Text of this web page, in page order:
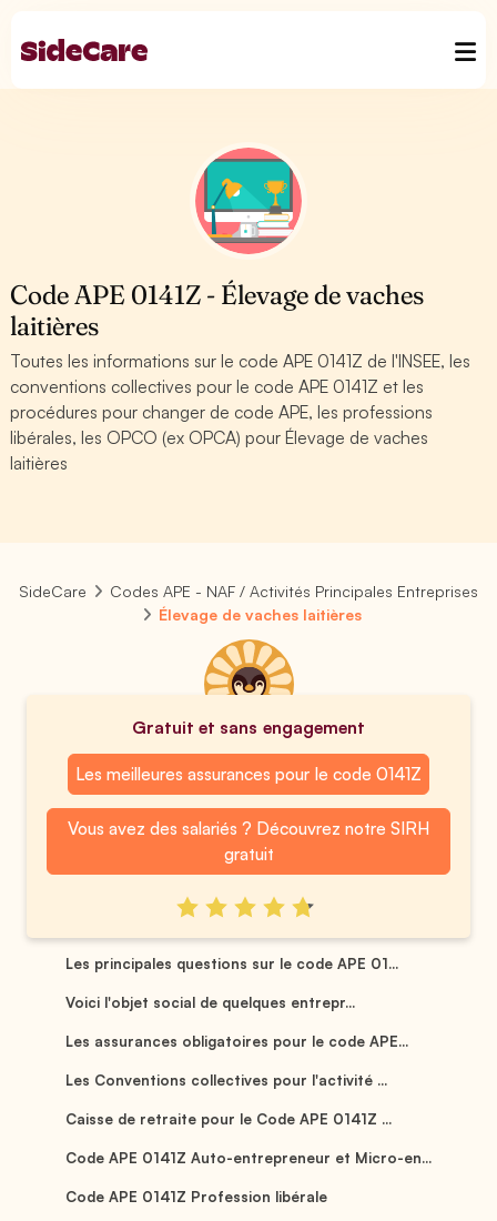
Code APE 0141Z - Élevage de vaches
laitières
Toutes les informations sur le code APE 0141Z de l'INSEE, les
conventions collectives pour le code APE 0141Z et les
procédures pour changer de code APE, les professions
libérales, les OPCO (ex OPCA) pour Élevage de vaches
laitières
SideCare
Codes APE - NAF / Activités Principales Entreprises
Élevage de vaches laitières
Gratuit et sans engagement
Les meilleures assurances pour le code 0141Z
Vous avez des salariés ? Découvrez notre SIRH
gratuit
Les principales questions sur le code APE 01...
Voici l'objet social de quelques entrepr...
Les assurances obligatoires pour le code APE...
Les Conventions collectives pour l'activité ...
Caisse de retraite pour le Code APE 0141Z ...
Code APE 0141Z Auto-entrepreneur et Micro-en...
Code APE 0141Z Profession libérale